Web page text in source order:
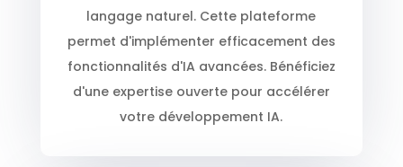
langage naturel. Cette plateforme
permet d'implémenter efficacement des
fonctionnalités d'IA avancées. Bénéficiez
d'une expertise ouverte pour accélérer
votre développement IA.